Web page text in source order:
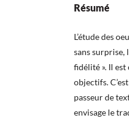
Résumé
L’étude des
sans surprise,
fidélité ». Il
objectifs.
passeur de
envisage le